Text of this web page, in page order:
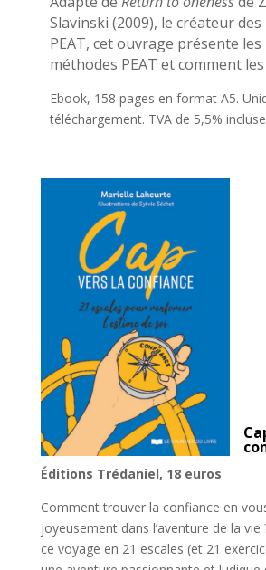
Slavinski (2009), le créateur
PEAT, cet ouvrage présente
méthodes PEAT et comment
Ebook, 158 pages en format A5.
téléchargement. TVA de 5,5%
Éditions Trédaniel, 18 euros
Comment trouver la confiance en
joyeusement dans l’aventure de la vie
ce voyage en 21 escales (et 21